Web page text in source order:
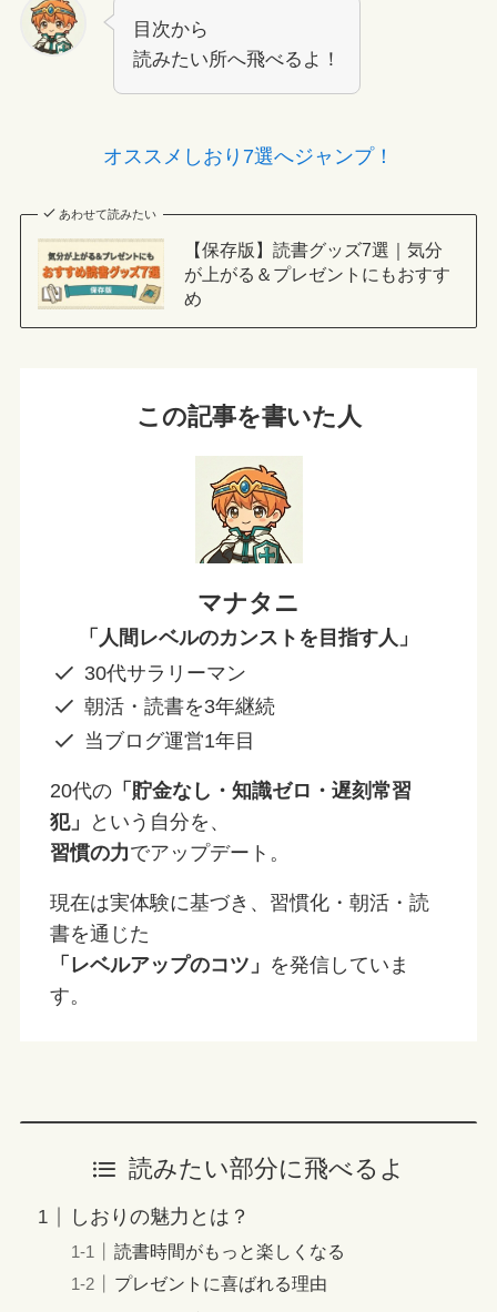
目次から
読みたい所へ飛べるよ！
オススメしおり7選へジャンプ！
あわせて読みたい
【保存版】読書グッズ7選｜気分
が上がる＆プレゼントにもおすす
め
この記事を書いた人
マナタニ
「人間レベルのカンストを目指す人」
30代サラリーマン
朝活・読書を3年継続
当ブログ運営1年目
20代の「貯金なし・知識ゼロ・遅刻常習
犯」
という自分を、
習慣の力でアップデート。
現在は実体験に基づき、習慣化・朝活・読
書を通じた
「レベルアップのコツ」 を発信していま
す。
読みたい部分に飛べるよ
しおりの魅力とは？
読書時間がもっと楽しくなる
プレゼントに喜ばれる理由